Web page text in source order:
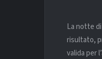
La notte di
risultato,
valida per